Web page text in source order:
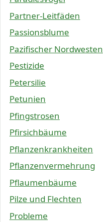
Partner-Leitfäden
Passionsblume
Pazifischer Nordwesten
Pestizide
Petersilie
Petunien
Pfingstrosen
Pfirsichbäume
Pflanzenkrankheiten
Pflanzenvermehrung
Pflaumenbäume
Pilze und Flechten
Probleme